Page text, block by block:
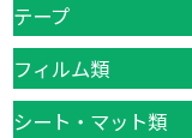
テープ
フィルム類
シート・マット類